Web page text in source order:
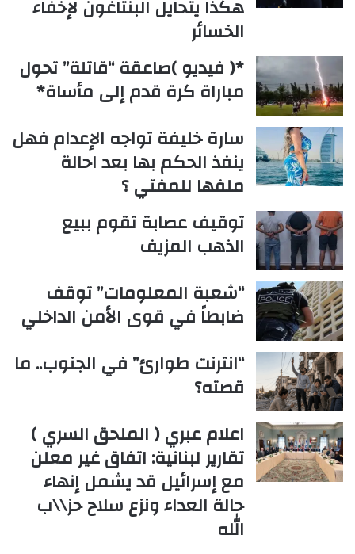
هكذا يتحايل البنتاغون لإخفاء
الخسائر
*( فيديو )صاعقة “قاتلة” تحول
مباراة كرة قدم إلى مأساة*
سارة خليفة تواجه الإعدام فهل
ينفذ الحكم بها بعد احالة
ملفها للمفتي ؟
توقيف عصابة تقوم ببيع
الذهب المزيف
“شعبة المعلومات” توقف
ضابطاً في قوى الأمن الداخلي
“انترنت طوارئ” في الجنوب.. ما
قصته؟
اعلام عبري ( الملحق السري )
تقارير لبنانية: اتفاق غير معلن
مع إسرائيل قد يشمل إنهاء
حالة العداء ونزع سلاح حز\\ب
الله